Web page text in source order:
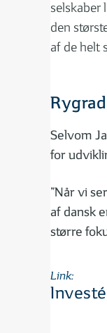
selskaber
den
af de helt
Selvom
for
”Når vi
af dansk
større
Link: